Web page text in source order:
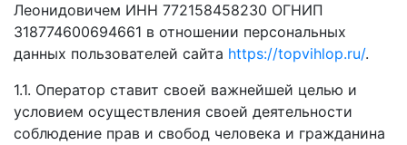
Леонидовичем ИНН 772158458230 ОГНИП
318774600694661 в отношении персональных
данных пользователей сайта https://topvihlop.ru/.
1.1. Оператор ставит своей важнейшей целью и
условием осуществления своей деятельности
соблюдение прав и свобод человека и гражданина